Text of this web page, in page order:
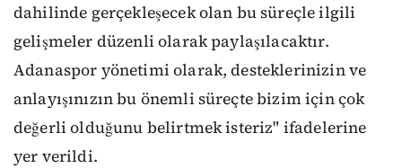
dahilinde gerçekleşecek olan bu süreçle ilgili
gelişmeler düzenli olarak paylaşılacaktır.
Adanaspor yönetimi olarak, desteklerinizin ve
anlayışınızın bu önemli süreçte bizim için çok
değerli olduğunu belirtmek isteriz" ifadelerine
yer verildi.